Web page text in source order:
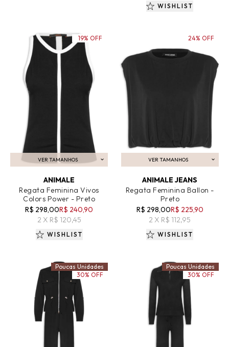
WISHLIST
VER TAMANHOS
ADICIONAR AO CARRINHO
ANIMALE
Regata Feminina Vivos
Colors Power - Preto
R$ 298,00R$ 240,90
2 X R$ 120,45
19% OFF
WISHLIST
VER TAMANHOS
ADICIONAR AO CARRINHO
ANIMALE JEANS
Regata Feminina Ballon -
Preto
R$ 298,00R$ 225,90
2 X R$ 112,95
24% OFF
WISHLIST
Poucas Unidades
30% OFF
Poucas Unidades
30% OFF